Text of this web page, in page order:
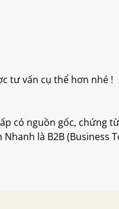
tư vấn cụ thể hơn nhé !
có nguồn gốc, chứng
Nhanh là B2B